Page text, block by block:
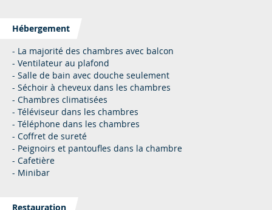
Hébergement
- La majorité des chambres avec balcon
- Ventilateur au plafond
- Salle de bain avec douche seulement
- Séchoir à cheveux dans les chambres
- Chambres climatisées
- Téléviseur dans les chambres
- Téléphone dans les chambres
- Coffret de sureté
- Peignoirs et pantoufles dans la chambre
- Cafetière
- Minibar
Restauration